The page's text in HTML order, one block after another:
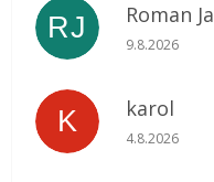
RJ Roman
Hodnotenie
9.8.2026
K karol
Hodnotenie
4.8.2026